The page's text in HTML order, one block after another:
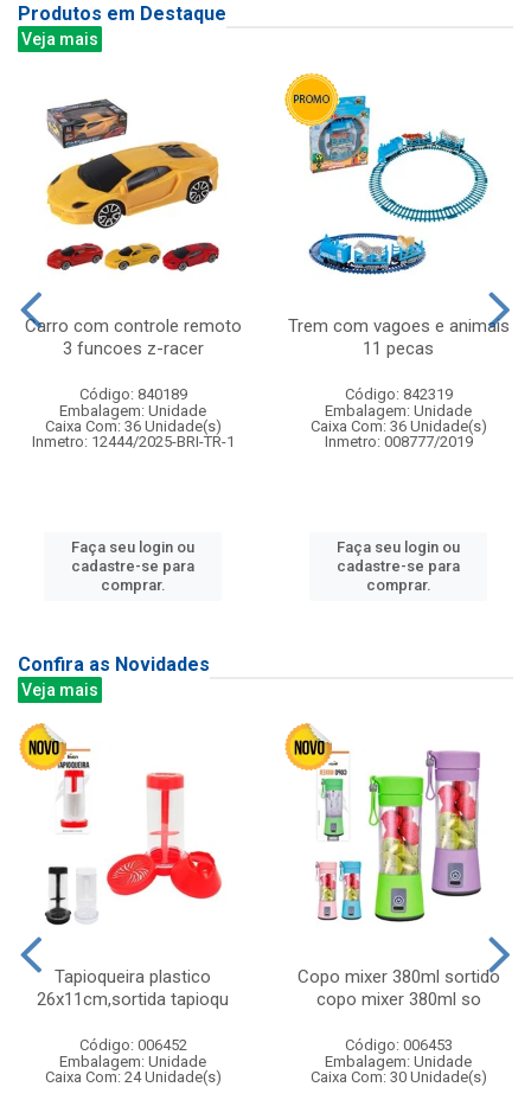
Produtos em Destaque
Veja mais
Carro com controle remoto
3 funcoes z-racer
Código: 840189
Embalagem: Unidade
Caixa Com: 36 Unidade(s)
Inmetro: 12444/2025-BRI-TR-1
Faça seu login ou
cadastre-se para
comprar.
Trem com vagoes e animais
11 pecas
Código: 842319
Embalagem: Unidade
Caixa Com: 36 Unidade(s)
Inmetro: 008777/2019
Faça seu login ou
cadastre-se para
comprar.
Confira as Novidades
Veja mais
Tapioqueira plastico
26x11cm,sortida tapioqu
Código: 006452
Embalagem: Unidade
Caixa Com: 24 Unidade(s)
Copo mixer 380ml sortido
copo mixer 380ml so
Código: 006453
Embalagem: Unidade
Caixa Com: 30 Unidade(s)